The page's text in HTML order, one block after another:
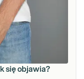
się objawia?